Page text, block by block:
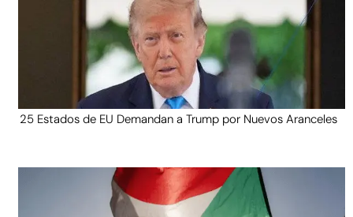
25 Estados de EU Demandan a Trump por Nuevos Aranceles